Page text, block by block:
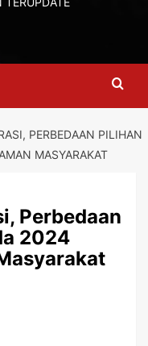
PERBEDAAN PILIHAN
MASYARAKAT
Perbedaan
2024